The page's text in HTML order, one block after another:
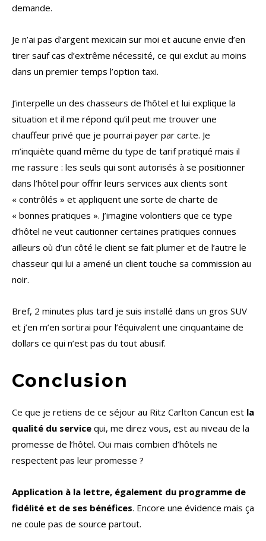
demande.
Je n’ai pas d’argent mexicain sur moi et aucune envie d’en
tirer sauf cas d’extrême nécessité, ce qui exclut au moins
dans un premier temps l’option taxi.
J’interpelle un des chasseurs de l’hôtel et lui explique la
situation et il me répond qu’il peut me trouver une
chauffeur privé que je pourrai payer par carte. Je
m’inquiète quand même du type de tarif pratiqué mais il
me rassure : les seuls qui sont autorisés à se positionner
dans l’hôtel pour offrir leurs services aux clients sont
« contrôlés » et appliquent une sorte de charte de
« bonnes pratiques ». J’imagine volontiers que ce type
d’hôtel ne veut cautionner certaines pratiques connues
ailleurs où d’un côté le client se fait plumer et de l’autre le
chasseur qui lui a amené un client touche sa commission au
noir.
Bref, 2 minutes plus tard je suis installé dans un gros SUV
et j’en m’en sortirai pour l’équivalent une cinquantaine de
dollars ce qui n’est pas du tout abusif.
Conclusion
Ce que je retiens de ce séjour au Ritz Carlton Cancun est la
qualité du service qui, me direz vous, est au niveau de la
promesse de l’hôtel. Oui mais combien d’hôtels ne
respectent pas leur promesse ?
Application à la lettre, également du programme de
fidélité et de ses bénéfices. Encore une évidence mais ça
ne coule pas de source partout.